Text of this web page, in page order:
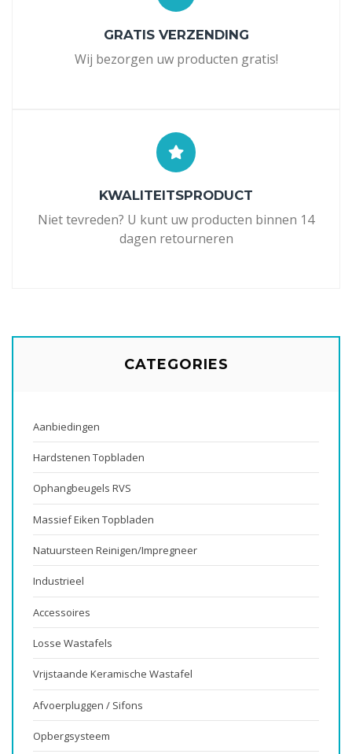
GRATIS VERZENDING
Wij bezorgen uw producten gratis!
KWALITEITSPRODUCT
Niet tevreden? U kunt uw producten binnen 14
dagen retourneren
CATEGORIES
Aanbiedingen
Hardstenen Topbladen
Ophangbeugels RVS
Massief Eiken Topbladen
Natuursteen Reinigen/impregneer
Industrieel
Accessoires
Losse Wastafels
Vrijstaande Keramische Wastafel
Afvoerpluggen / Sifons
Opbergsysteem